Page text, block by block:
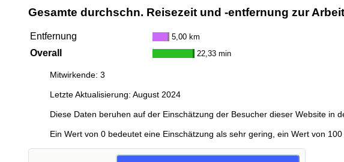
Gesamte durchschn. Reisezeit und -entfernung zur
Entfernung 5,00 km
Overall 22,33 min
Mitwirkende: 3
Letzte Aktualisierung: August 2024
Diese Daten beruhen auf der Einschätzung der Besucher dieser Website in
Ein Wert von 0 bedeutet eine Einschätzung als sehr gering, ein Wert von 100